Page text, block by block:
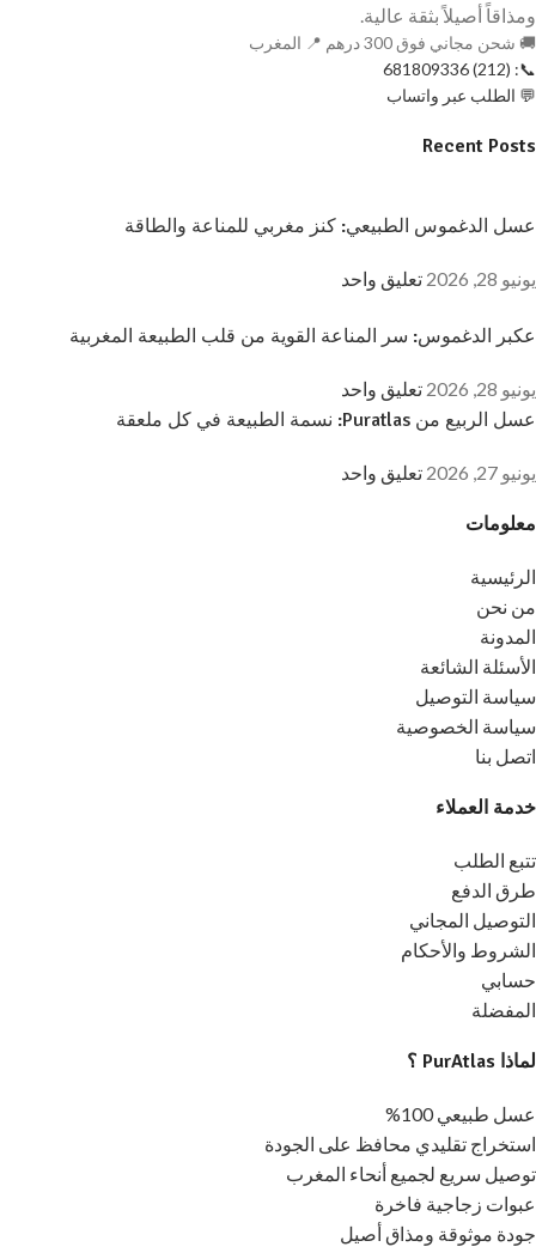
ومذاقاً أصيلاً بثقة عالية.
🚚 شحن مجاني فوق 300 درهم 📍 المغرب
📞: (212) 681809336
💬 الطلب عبر واتساب
Recent Posts
عسل الدغموس الطبيعي: كنز مغربي للمناعة والطاقة
يونيو 28, 2026 تعليق واحد
عكبر الدغموس: سر المناعة القوية من قلب الطبيعة المغربية
يونيو 28, 2026 تعليق واحد
عسل الربيع من Puratlas: نسمة الطبيعة في كل ملعقة
يونيو 27, 2026 تعليق واحد
معلومات
الرئيسية
من نحن
المدونة
الأسئلة الشائعة
سياسة التوصيل
سياسة الخصوصية
اتصل بنا
خدمة العملاء
تتبع الطلب
طرق الدفع
التوصيل المجاني
الشروط والأحكام
حسابي
المفضلة
لماذا PurAtlas ؟
عسل طبيعي 100%
استخراج تقليدي محافظ على الجودة
توصيل سريع لجميع أنحاء المغرب
عبوات زجاجية فاخرة
جودة موثوقة ومذاق أصيل